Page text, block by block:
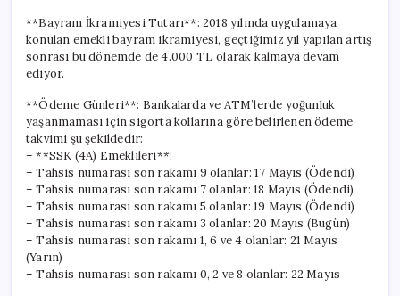
**Bayram İkramiyesi Tutarı**: 2018 yılında uygulamaya
konulan emekli bayram ikramiyesi, geçtiğimiz yıl yapılan artış
sonrası bu dönemde de 4.000 TL olarak kalmaya devam
ediyor.
**Ödeme Günleri**: Bankalarda ve ATM’lerde yoğunluk
yaşanmaması için sigorta kollarına göre belirlenen ödeme
takvimi şu şekildedir:
– **SSK (4A) Emeklileri**:
– Tahsis numarası son rakamı 9 olanlar: 17 Mayıs (Ödendi)
– Tahsis numarası son rakamı 7 olanlar: 18 Mayıs (Ödendi)
– Tahsis numarası son rakamı 5 olanlar: 19 Mayıs (Ödendi)
– Tahsis numarası son rakamı 3 olanlar: 20 Mayıs (Bugün)
– Tahsis numarası son rakamı 1, 6 ve 4 olanlar: 21 Mayıs
(Yarın)
– Tahsis numarası son rakamı 0, 2 ve 8 olanlar: 22 Mayıs